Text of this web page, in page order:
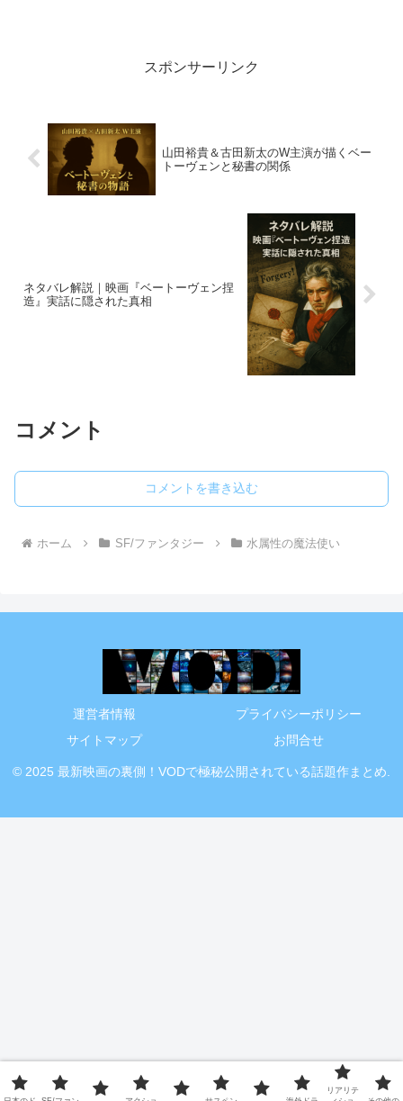
スポンサーリンク
山田裕貴＆古田新太のW主演が描くベー
トーヴェンと秘書の関係
ネタバレ解説｜映画『ベートーヴェン捏
造』実話に隠された真相
コメント
コメントを書き込む
ホーム SF/ファンタジー 水属性の魔法使い
運営者情報
プライバシーポリシー
サイトマップ
お問合せ
© 2025 最新映画の裏側！VODで極秘公開されている話題作まとめ.
リアリテ